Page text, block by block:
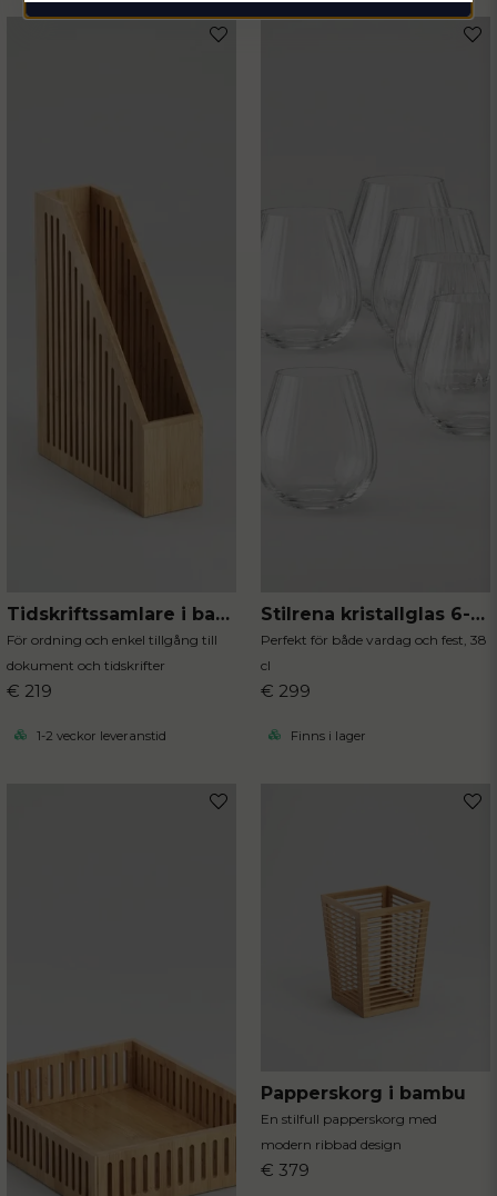
Tidskriftssamlare i bambu
För ordning och enkel tillgång till
dokument och tidskrifter
€ 219
1-2 veckor leveranstid
Stilrena kristallglas 6-pack
Perfekt för både vardag och fest, 38
cl
€ 299
Finns i lager
Papperskorg i bambu
En stilfull papperskorg med
modern ribbad design
€ 379